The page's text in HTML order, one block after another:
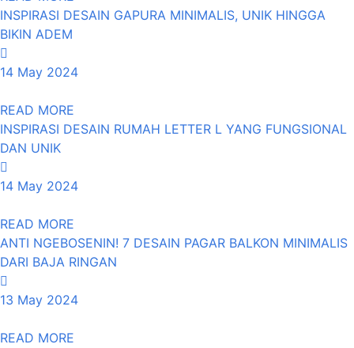
INSPIRASI DESAIN GAPURA MINIMALIS, UNIK HINGGA
BIKIN ADEM
14 May 2024
READ MORE
INSPIRASI DESAIN RUMAH LETTER L YANG FUNGSIONAL
DAN UNIK
14 May 2024
READ MORE
ANTI NGEBOSENIN! 7 DESAIN PAGAR BALKON MINIMALIS
DARI BAJA RINGAN
13 May 2024
READ MORE